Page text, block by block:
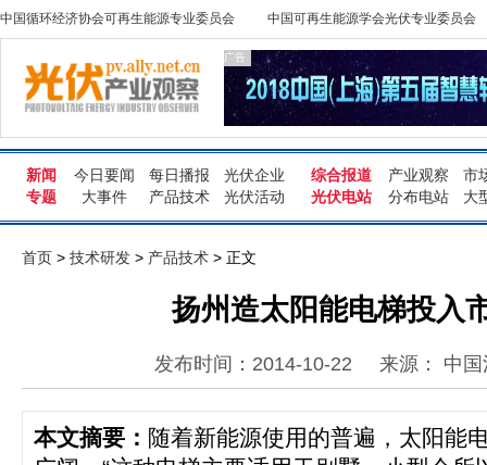
中国循环经济协会可再生能源专业委员会 中国可再生能源学会光伏专业委员会
广告
新闻 今日要闻 每日播报 光伏企业 综合报道 产业观察
市
专题
大事件 产品技术 光伏活动 光伏电站 分布电站 大
首页 > 技术研发 > 产品技术 > 正文
扬州造太阳能电梯投入
发布时间：2014-10-22 来源： 中
本文摘要： 随着新能源使用的普遍，太阳能